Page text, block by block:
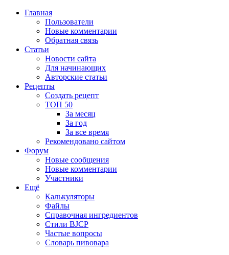
Главная
Пользователи
Новые комментарии
Обратная связь
Статьи
Новости сайта
Для начинающих
Авторские статьи
Рецепты
Создать рецепт
ТОП 50
За месяц
За год
За все время
Рекомендовано сайтом
Форум
Новые сообщения
Новые комментарии
Участники
Ещё
Калькуляторы
Файлы
Справочная ингредиентов
Стили BJCP
Частые вопросы
Словарь пивовара